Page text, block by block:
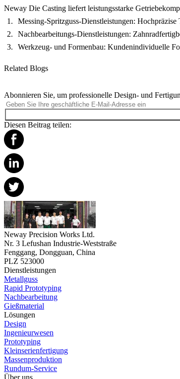
Neway Die Casting liefert leistungsstarke
Messing-Spritzguss-Dienstleistungen: Hochpräzise
Nachbearbeitungs-Dienstleistungen:
Werkzeug- und Formenbau: Kundenindividuelle
Related Blogs
Abonnieren Sie, um professionelle Design- und
Diesen Beitrag teilen:
Neway Precision Works Ltd.
Nr. 3 Lefushan Industrie-Weststraße
Fenggang, Dongguan, China
PLZ 523000
Dienstleistungen
Metallguss
Rapid Prototyping
Nachbearbeitung
Gießmaterial
Lösungen
Design
Ingenieurwesen
Prototyping
Kleinserienfertigung
Massenproduktion
Rundum-Service
Über uns